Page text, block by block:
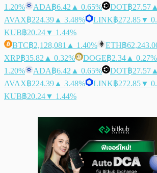
1.20%
ADA฿6.42 ▲ 0.65% DOT฿27.57
AVAX฿224.39 ▲ 3.48% LINK฿272.85▼
KUB฿20.24▼ 1.44%
BTC฿2,128,081 ▲ 1.40% ETH฿
XRP฿35.82 ▲ 0.32% DOGE฿2.34 ▲ 0.27%
1.20%
ADA฿6.42 ▲ 0.65% DOT฿27.57
AVAX฿224.39 ▲ 3.48% LINK฿272.85▼
KUB฿20.24▼ 1.44%